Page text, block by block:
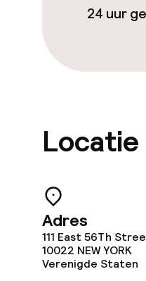
Beleid
24 uur
Locatie
Adres
111 East 56Th
10022 NEW YORK
Verenigde Staten